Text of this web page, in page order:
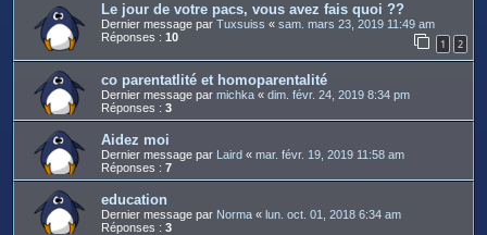
Le jour de votre pacs, vous avez fais quoi ??
Dernier message par Tuxsuiss « sam. mars 23, 2019 11:49 am
Réponses : 10 1 2
co parentatlité et homoparentalité
Dernier message par michka « dim. févr. 24, 2019 8:34 pm
Réponses : 3
Aidez moi
Dernier message par Laird « mar. févr. 19, 2019 11:58 am
Réponses : 7
education
Dernier message par Norma « lun. oct. 01, 2018 6:34 am
Réponses : 3